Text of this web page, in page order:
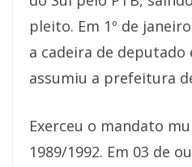
pleito. Em 1º de
a cadeira de deputado
assumiu a prefeitura
Exerceu o mandato
1989/1992. Em 03 de